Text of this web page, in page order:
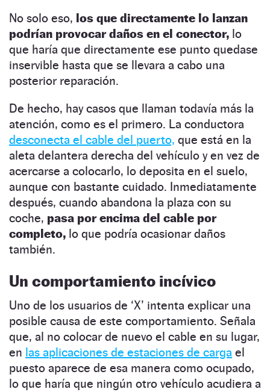
No solo eso, los que directamente lo lanzan
podrían provocar daños en el conector, lo
que haría que directamente ese punto quedase
inservible hasta que se llevara a cabo una
posterior reparación.
De hecho, hay casos que llaman todavía más la
atención, como es el primero. La conductora
desconecta el cable del puerto, que está en la
aleta delantera derecha del vehículo y en vez de
acercarse a colocarlo, lo deposita en el suelo,
aunque con bastante cuidado. Inmediatamente
después, cuando abandona la plaza con su
coche, pasa por encima del cable por
completo, lo que podría ocasionar daños
también.
Un comportamiento incívico
Uno de los usuarios de ‘X’ intenta explicar una
posible causa de este comportamiento. Señala
que, al no colocar de nuevo el cable en su lugar,
en las aplicaciones de estaciones de carga el
puesto aparece de esa manera como ocupado,
lo que haría que ningún otro vehículo acudiera a